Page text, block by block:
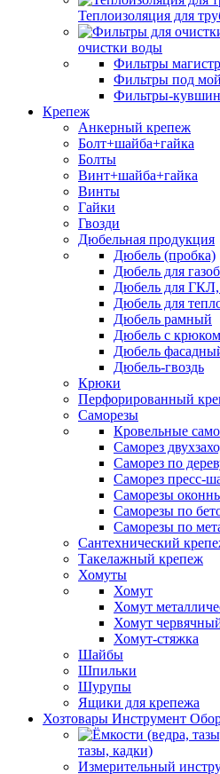
Теплоизоляция для
очистки воды
Фильтры
Фильтры под
Фильтры-
Крепеж
Анкерный крепеж
Болт+шайба+гайка
Болты
Винт+шайба+гайка
Винты
Гайки
Гвозди
Дюбельная продукция
Дюбель (пробка)
Дюбель для
Дюбель для
Дюбель для
Дюбель рамный
Дюбель с крюком
Дюбель
Дюбель-гвоздь
Крюки
Перфорированный
Саморезы
Кровельные
Саморез
Саморез по
Саморез пресс-
Саморезы
Саморезы по
Саморезы по
Сантехнический
Такелажный крепеж
Хомуты
Хомут
Хомут
Хомут
Хомут-стяжка
Шайбы
Шпильки
Шурупы
Ящики для крепежа
Хозтовары Инструмент
тазы, кадки)
Измерительный